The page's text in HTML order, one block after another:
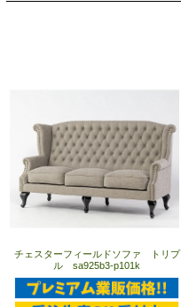
チェスターフィールドソファ トリプ
ル sa925b3-p101k